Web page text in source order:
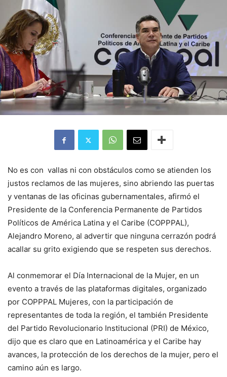
No es con vallas ni con obstáculos como se atienden los
justos reclamos de las mujeres, sino abriendo las puertas
y ventanas de las oficinas gubernamentales, afirmó el
Presidente de la Conferencia Permanente de Partidos
Políticos de América Latina y el Caribe (COPPPAL),
Alejandro Moreno, al advertir que ninguna cerrazón podrá
acallar su grito exigiendo que se respeten sus derechos.
Al conmemorar el Día Internacional de la Mujer, en un
evento a través de las plataformas digitales, organizado
por COPPPAL Mujeres, con la participación de
representantes de toda la región, el también Presidente
del Partido Revolucionario Institucional (PRI) de México,
dijo que es claro que en Latinoamérica y el Caribe hay
avances, la protección de los derechos de la mujer, pero el
camino aún es largo.